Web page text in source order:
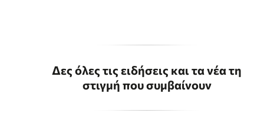
Δες όλες τις ειδήσεις και τα νέα τη
στιγμή που συμβαίνουν